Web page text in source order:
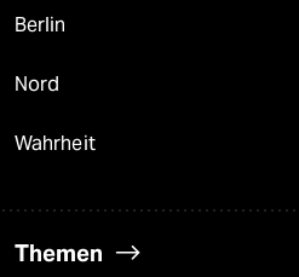
Berlin
Nord
Wahrheit
Themen